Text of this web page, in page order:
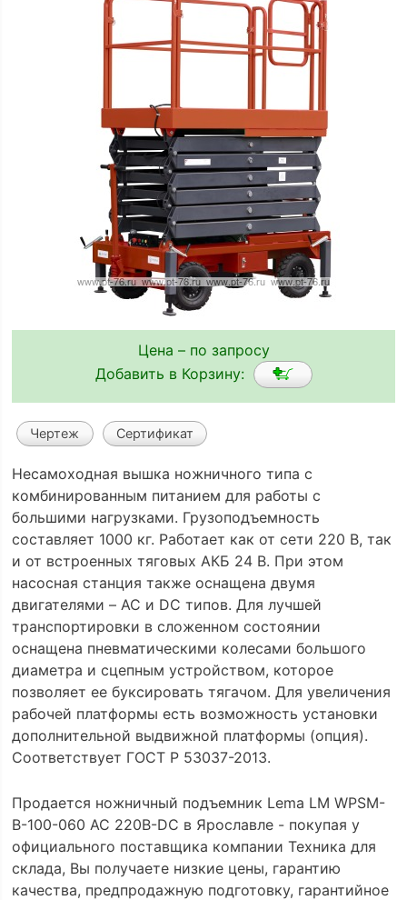
Цена – по запросу
Добавить в Корзину:
Чертеж Сертификат
Несамоходная вышка ножничного типа с
комбинированным питанием для работы с
большими нагрузками. Грузоподъемность
составляет 1000 кг. Работает как от сети 220 В, так
и от встроенных тяговых АКБ 24 В. При этом
насосная станция также оснащена двумя
двигателями – AC и DC типов. Для лучшей
транспортировки в сложенном состоянии
оснащена пневматическими колесами большого
диаметра и сцепным устройством, которое
позволяет ее буксировать тягачом. Для увеличения
рабочей платформы есть возможность установки
дополнительной выдвижной платформы (опция).
Соответствует ГОСТ Р 53037-2013.
Продается ножничный подъемник Lema LM WPSM-
B-100-060 AC 220В-DC в Ярославле - покупая у
официального поставщика компании Техника для
склада, Вы получаете низкие цены, гарантию
качества, предпродажную подготовку, гарантийное